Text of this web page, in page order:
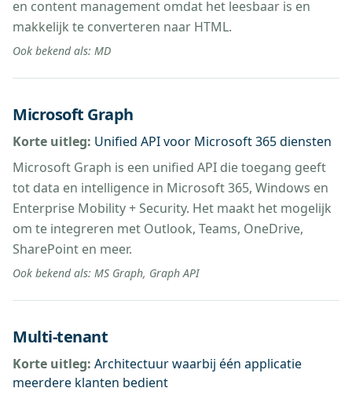
en content management omdat het leesbaar is en
makkelijk te converteren naar HTML.
Ook bekend als: MD
Microsoft Graph
Korte uitleg: Unified API voor Microsoft 365 diensten
Microsoft Graph is een unified API die toegang geeft
tot data en intelligence in Microsoft 365, Windows en
Enterprise Mobility + Security. Het maakt het mogelijk
om te integreren met Outlook, Teams, OneDrive,
SharePoint en meer.
Ook bekend als: MS Graph, Graph API
Multi-tenant
Korte uitleg: Architectuur waarbij één applicatie
meerdere klanten bedient